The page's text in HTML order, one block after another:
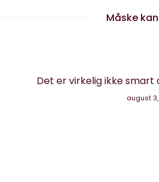
Måske
Det er virkelig ikke smart
august